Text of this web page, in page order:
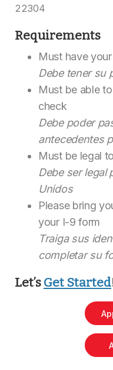
22304
Requirements
Must have
Debe tener su
Must be able
check
Debe poder
antecedentes
Must be legal
Debe ser legal
Unidos
Please bring
your I-9 form
Traiga sus
completar su
Let’sGet Started